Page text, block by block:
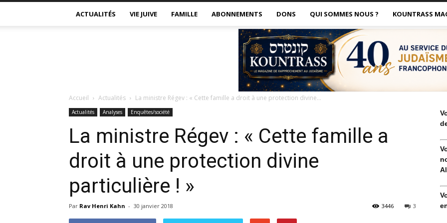
ACTUALITÉS VIE JUIVE FAMILLE ABONNEMENTS DONS QUI SOMMES NOUS ? KOUNTRASS
Accueil Actualités La ministre Régev : « Cette famille a droit à une protection divine...
Actualités Analyses Enquêtes/société
La ministre Régev : « Cette famille a
droit à une protection divine
particulière ! »
Par Rav Henri Kahn - 30 janvier 2018 3
3446